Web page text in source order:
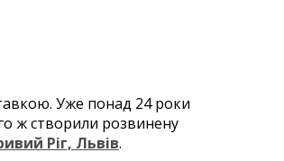
Уже понад 24 роки
ж створили розвинену
Ріг, Львів.